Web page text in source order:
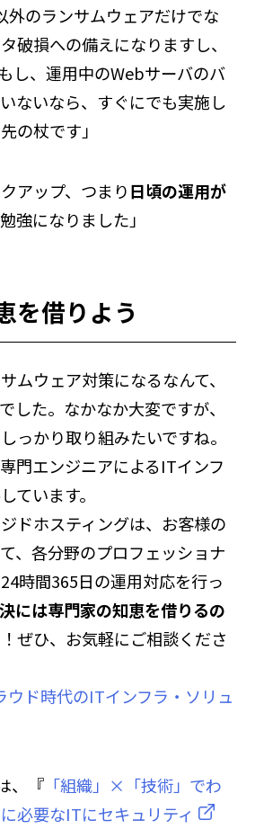
のランサムウェアだけでな
破損への備えになりますし、
し、運用中のWebサーバのバ
ないなら、すぐにでも実施し
の杖です」
アップ、つまり日頃の運用が
強になりました」
を借りよう
ムウェア対策になるなんて、
した。なかなか大変ですが、
っかり取り組みたいですね。
門エンジニアによるITインフ
ています。
ドホスティングは、お客様の
、各分野のプロフェッショナ
時間365日の運用対応を行っ
には専門家の知恵を借りるの
ぜひ、お気軽にご相談くださ
ウド時代のITインフラ・ソリュ
、『 「組織」×「技術」でわ
必要なITにセキュリティ